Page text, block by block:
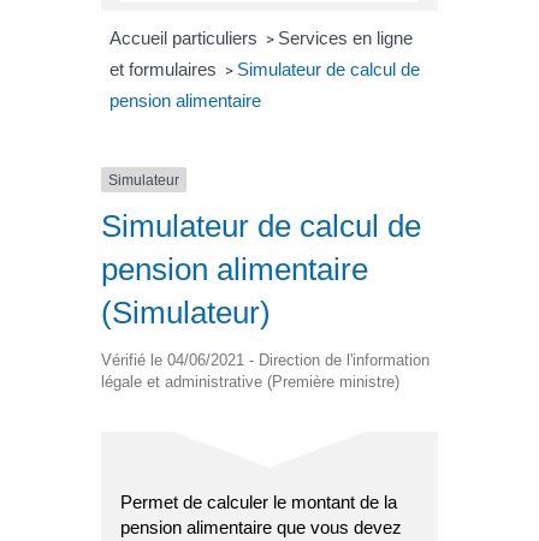
Accueil particuliers > Services en ligne
et formulaires > Simulateur de calcul de
pension alimentaire
Simulateur
Simulateur de calcul de
pension alimentaire
(Simulateur)
Vérifié le 04/06/2021 - Direction de l'information
légale et administrative (Première ministre)
Permet de calculer le montant de la
pension alimentaire que vous devez